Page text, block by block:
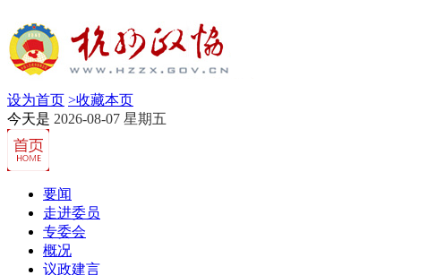
设为首页 >收藏本页
今天是 2026-08-07 星期五
要闻
走进委员
专委会
概况
议政建言